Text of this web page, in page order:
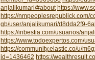
anjalikumari/#about https://
https://nmpeoplesrepublick.com/
gb/user/anjalikumari/d8dda2f9-
https://inbestia.com/usuarios/
https://www.todoexpertos.com/
https://community.elastic.co/u/
id=1436462 https://